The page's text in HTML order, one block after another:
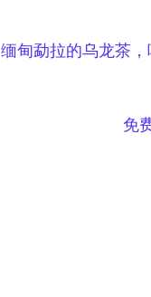
缅甸勐拉的乌龙茶
免